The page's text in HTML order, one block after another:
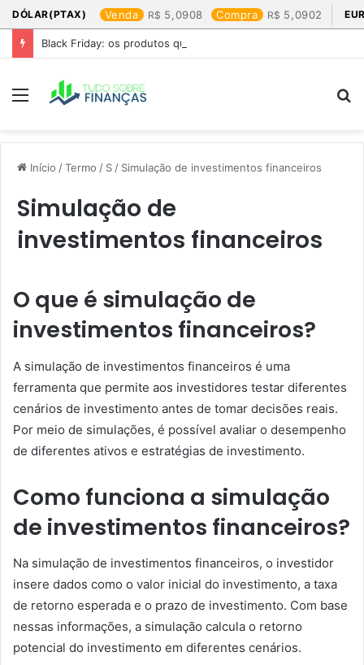
DÓLAR(PTAX) Venda 5,0908 Compra 5,0902
Black Friday: os produtos que mais valem a pena
Menu
Início /Termo / S / Simulação de investimentos financeiros
Simulação de
investimentos financeiros
O que é simulação de
investimentos financeiros?
A simulação de investimentos financeiros é uma
ferramenta que permite aos investidores testar diferentes
cenários de investimento antes de tomar decisões reais.
Por meio de simulações, é possível avaliar o desempenho
de diferentes ativos e estratégias de investimento.
Como funciona a simulação
de investimentos financeiros?
Na simulação de investimentos financeiros, o investidor
insere dados como o valor inicial do investimento, a taxa
de retorno esperada e o prazo de investimento. Com base
nessas informações, a simulação calcula o retorno
potencial do investimento em diferentes cenários.